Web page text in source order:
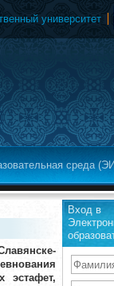
университет
среда
эстафет,
Вход в